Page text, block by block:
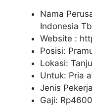
Nama
Indonesia
Website :
Posisi:
Lokasi:
Untuk: Pria
Jenis
Gaji: Rp